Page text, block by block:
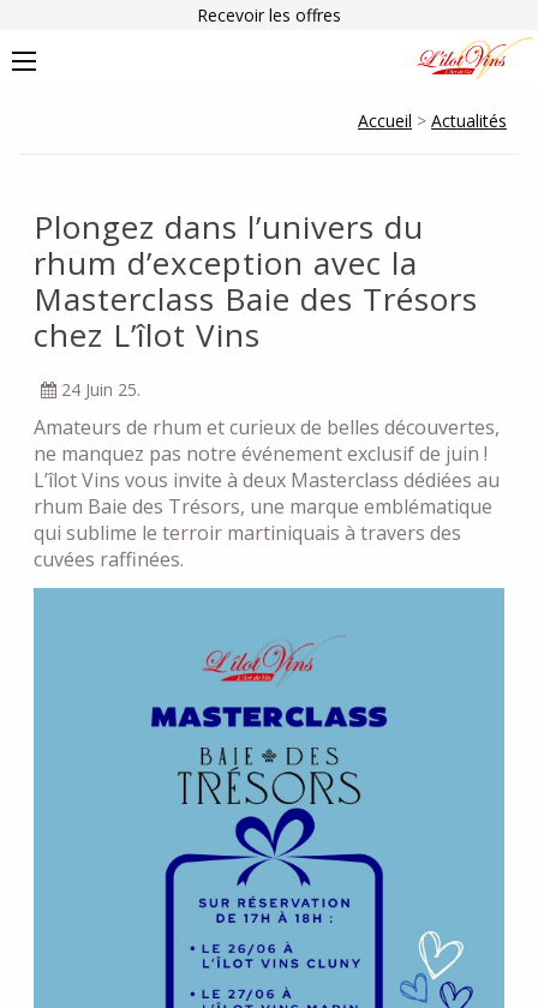
Recevoir les offres
Accueil > Actualités
Plongez dans l’univers du
rhum d’exception avec la
Masterclass Baie des Trésors
chez L’îlot Vins
24 Juin 25.
Amateurs de rhum et curieux de belles découvertes,
ne manquez pas notre événement exclusif de juin !
L’îlot Vins vous invite à deux Masterclass dédiées au
rhum Baie des Trésors, une marque emblématique
qui sublime le terroir martiniquais à travers des
cuvées raffinées.